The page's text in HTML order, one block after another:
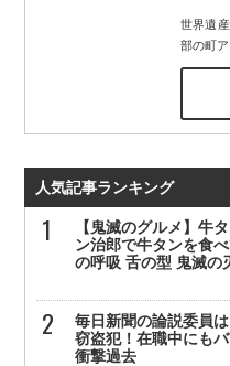
世界遺
部の町
人気記事ランキング
【鬼滅のグルメ】牛
ン治郎で牛タンを食
の呼吸 舌の型 鬼滅の
毎日新聞の論説委員
窃盗犯！在職中にも
衝撃過去